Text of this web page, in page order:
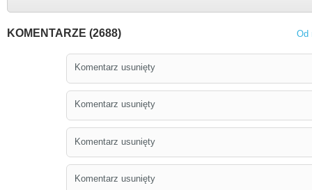
KOMENTARZE (2688) Od
Komentarz usunięty
Komentarz usunięty
Komentarz usunięty
Komentarz usunięty